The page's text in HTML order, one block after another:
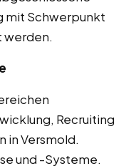
mit Schwerpunkt
werden.
Recruiting
in Versmold.
und -Systeme.